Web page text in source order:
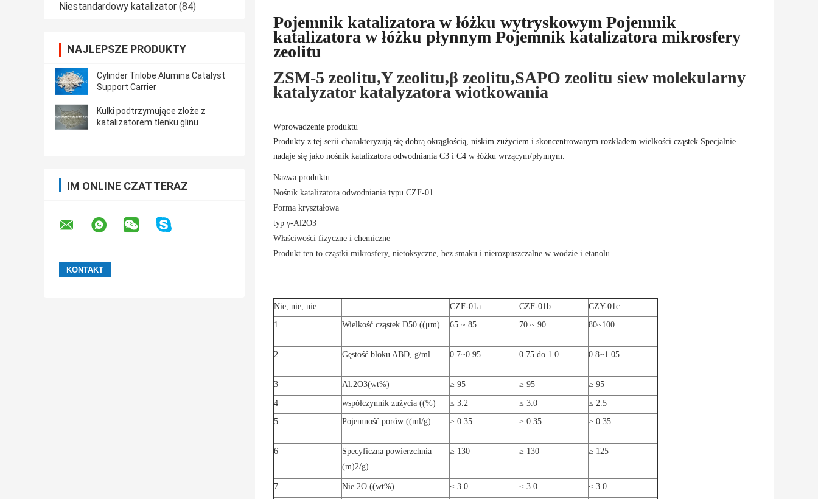
Niestandardowy katalizator (84)
NAJLEPSZE PRODUKTY
Cylinder Trilobe Alumina Catalyst
Support Carrier
Kulki podtrzymujące złoże z
katalizatorem tlenku glinu
IM ONLINE CZAT TERAZ
Pojemnik katalizatora w łóżku wytryskowym Pojemnik
katalizatora w łóżku płynnym Pojemnik katalizatora mikrosfery
zeolitu
ZSM-5 zeolitu,Y zeolitu,β zeolitu,SAPO zeolitu siew molekularny
katalyzator katalyzatora wiotkowania
Wprowadzenie produktu
Produkty z tej serii charakteryzują się dobrą okrągłością, niskim zużyciem i skoncentrowanym rozkładem wielkości cząstek.Specjalnie
nadaje się jako nośnik katalizatora odwodniania C3 i C4 w łóżku wrzącym/płynnym.
Nazwa produktu
Nośnik katalizatora odwodniania typu CZF-01
Forma kryształowa
typ γ-Al2O3
Właściwości fizyczne i chemiczne
Produkt ten to cząstki mikrosfery, nietoksyczne, bez smaku i nierozpuszczalne w wodzie i etanolu.
Nie, nie, nie. CZF-01a CZF-01b
CZY-01c
1
Wielkość cząstek D50 ((μm) 65 ~ 85 70 ~ 90 80~100
2 Gęstość bloku ABD, g/ml 0.7~0.95 0.75 do 1.0 0.8~1.05
3 Al.2O3(wt%) ≥ 95 ≥ 95 ≥ 95
4 współczynnik zużycia ((%) ≤ 3.2 ≤ 3.0
≤ 2.5
5
Pojemność porów ((ml/g) ≥ 0.35 ≥ 0.35 ≥ 0.35
6
Specyficzna powierzchnia
(m)2/g)
≥ 130 ≥ 130 ≥ 125
7 Nie.2O ((wt%) ≤ 3.0 ≤ 3.0 ≤ 3.0